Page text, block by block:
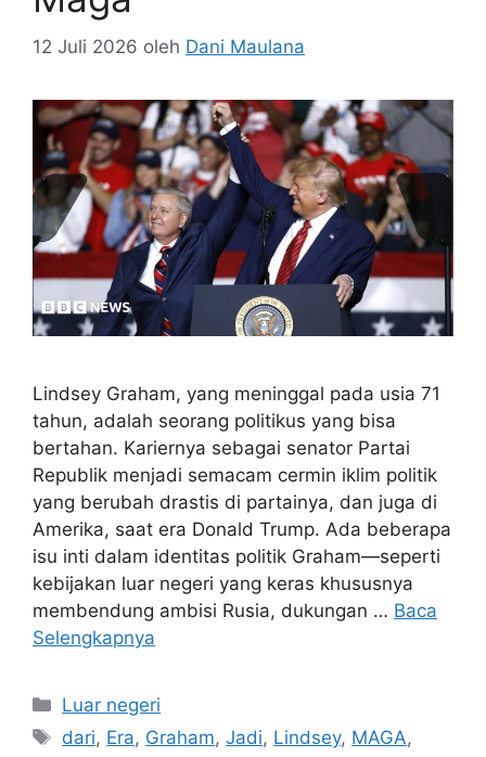
12 Juli 2026 oleh Dani Maulana
Lindsey Graham, yang meninggal pada usia 71
tahun, adalah seorang politikus yang bisa
bertahan. Kariernya sebagai senator Partai
Republik menjadi semacam cermin iklim politik
yang berubah drastis di partainya, dan juga di
Amerika, saat era Donald Trump. Ada beberapa
isu inti dalam identitas politik Graham—seperti
kebijakan luar negeri yang keras khususnya
membendung ambisi Rusia, dukungan … Baca
Selengkapnya
Kategori
Luar negeri
Tag
dari, Era, Graham,Jadi, Lindsey, MAGA,